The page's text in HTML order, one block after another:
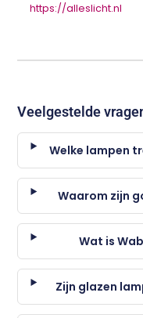
https://alleslicht.nl
Veelgestelde
Welke lampen
Waarom zijn
Wat is
Zijn glazen